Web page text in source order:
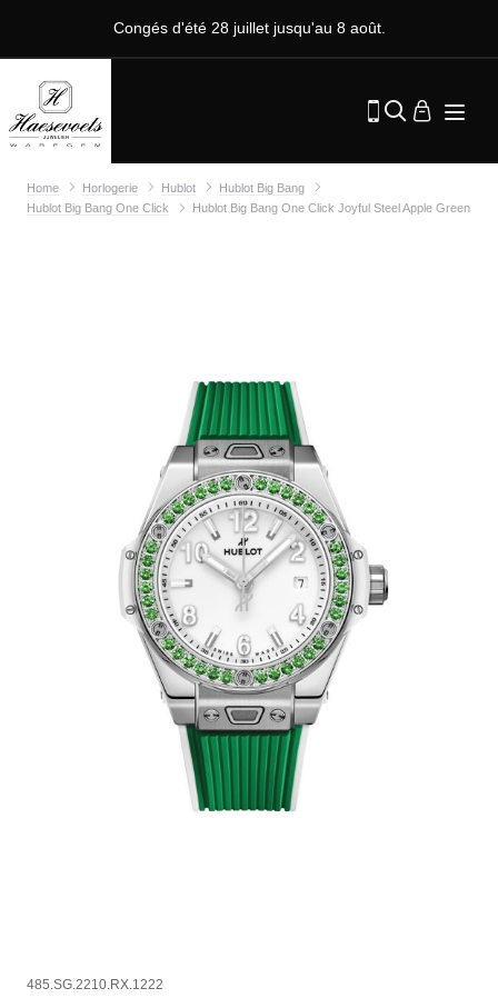
Congés d'été 28 juillet jusqu'au 8 août.
Home Horlogerie Hublot
Hublot Big Bang
Hublot Big Bang One Click
Hublot Big Bang One Click Joyful Steel Apple Green
485.SG.2210.RX.1222